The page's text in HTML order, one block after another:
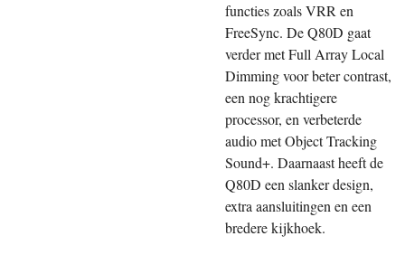
functies zoals VRR en
FreeSync. De Q80D gaat
verder met Full Array Local
Dimming voor beter contrast,
een nog krachtigere
processor, en verbeterde
audio met Object Tracking
Sound+. Daarnaast heeft de
Q80D een slanker design,
extra aansluitingen en een
bredere kijkhoek.